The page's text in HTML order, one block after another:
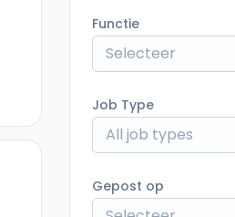
Functie
Selecteer
Job Type
All job types
Gepost op